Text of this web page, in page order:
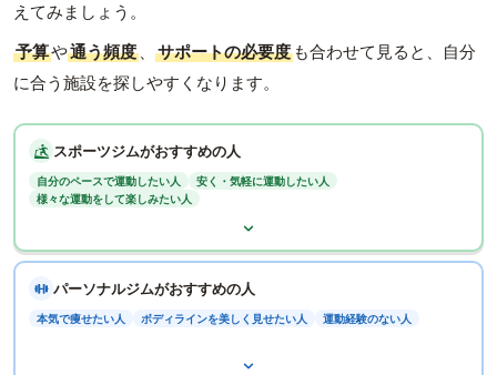
えてみましょう。
予算や通う頻度 、 サポートの必要度 も合わせて見ると、自分
に合う施設を探しやすくなります。
スポーツジムがおすすめの人
自分のペースで運動したい人
安く・気軽に運動したい人
様々な運動をして楽しみたい人
パーソナルジムがおすすめの人
本気で痩せたい人 ボディラインを美しく見せたい人 運動経験のない人